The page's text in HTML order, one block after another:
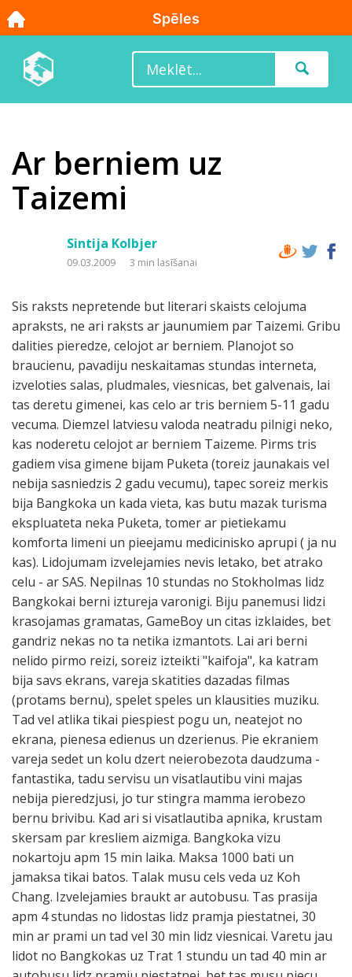
Ar berniem uz
Taizemi
Sintija Kolbjer
09.03.2009 3 min lasīšanai
Sis raksts nepretende but literari skaists celojuma
apraksts, ne ari raksts ar jaunumiem par Taizemi. Gribu
dalities pieredze, celojot ar berniem. Planojot so
braucienu, pavadiju neskaitamas stundas interneta,
izveloties salas, pludmales, viesnicas, bet galvenais, lai
tas deretu gimenei, kas celo ar tris berniem 5-11 gadu
vecuma. Diemzel latviesu valoda neatradu pilnigi neko,
kas noderetu celojot ar berniem Taizeme. Pirms tris
gadiem visa gimene bijam Puketa (toreiz jaunakais vel
nebija sasniedzis 2 gadu vecumu), tapec soreiz merkis
bija Bangkoka un kada vieta, kas butu mazak turisma
ekspluateta neka Puketa, tomer ar pietiekamu
komforta limeni un pieejamu medicinisko aprupi ( ja nu
kas). Lidojumam izvelejamies nevis letako, bet atrako
celu - ar SAS. Nepilnas 10 stundas no Stokholmas lidz
Bangkokai berni iztureja varonigi. Biju panemusi lidzi
krasojamas gramatas, GameBoy un citas izklaides, bet
gandriz nekas no ta netika izmantots. Lai ari berni
nelido pirmo reizi, soreiz izteikti "kaifoja", ka katram
bija savs ekrans, vareja skatities dazadas filmas
(protams bernu), spelet speles un klausities muziku.
Tad vel atlika tikai piespiest pogu un, neatejot no
ekrana, pienesa edienus un dzerienus. Pie ekraniem
vareja sedet un kolu dzert neierobezota daudzuma -
fantastika, tadu servisu un visatlautibu vini majas
nebija pieredzjusi, jo tur stingra mamma ierobezo
bernu brivibu. Kad ari si visatlautiba apnika, krustam
skersam par kresliem aizmiga. Bangkoka vizu
nokartoju apm 15 min laika. Maksa 1000 bati un
jamaksa tikai batos. Talak musu cels veda uz Koh
Chang. Izvelejamies braukt ar autobusu. Tas prasija
apm 4 stundas no lidostas lidz pramja piestatnei, 30
min ar prami un tad vel 30 min lidz viesnicai. Varetu jau
lidot no Bangkokas uz Trat 1 stundu un tad 40 min ar